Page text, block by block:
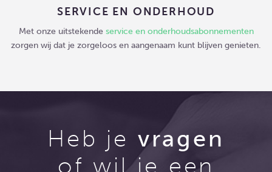
SERVICE EN ONDERHOUD
Met onze uitstekende service en onderhoudsabonnementen
zorgen wij dat je zorgeloos en aangenaam kunt blijven genieten.
Heb je vragen
of wil je een